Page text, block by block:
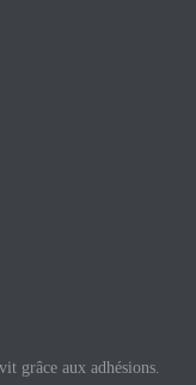
grâce aux adhésions.